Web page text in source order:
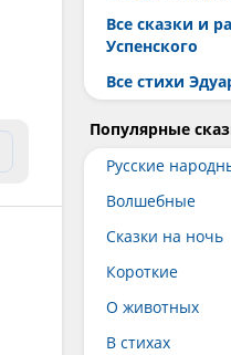
Все сказки и
Успенского
Все стихи
Популярные
Русские
Волшебные
Сказки на ночь
Короткие
О животных
В стихах